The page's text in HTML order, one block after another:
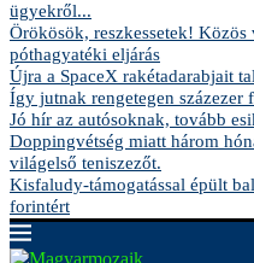
ügyekről...
Örökösök, reszkessetek!
póthagyatéki eljárás
Újra a SpaceX rakétadarabjait
Így jutnak rengetegen százezer
Jó hír az autósoknak, tovább
Doppingvétség miatt három
világelső teniszezőt.
Kisfaludy-támogatással épült
forintért